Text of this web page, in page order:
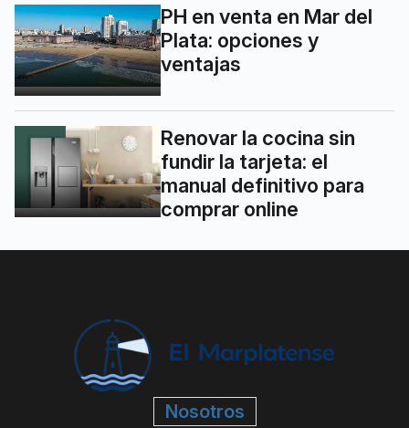
PH en venta en Mar del
Plata: opciones y
ventajas
Renovar la cocina sin
fundir la tarjeta: el
manual definitivo para
comprar online
Nosotros